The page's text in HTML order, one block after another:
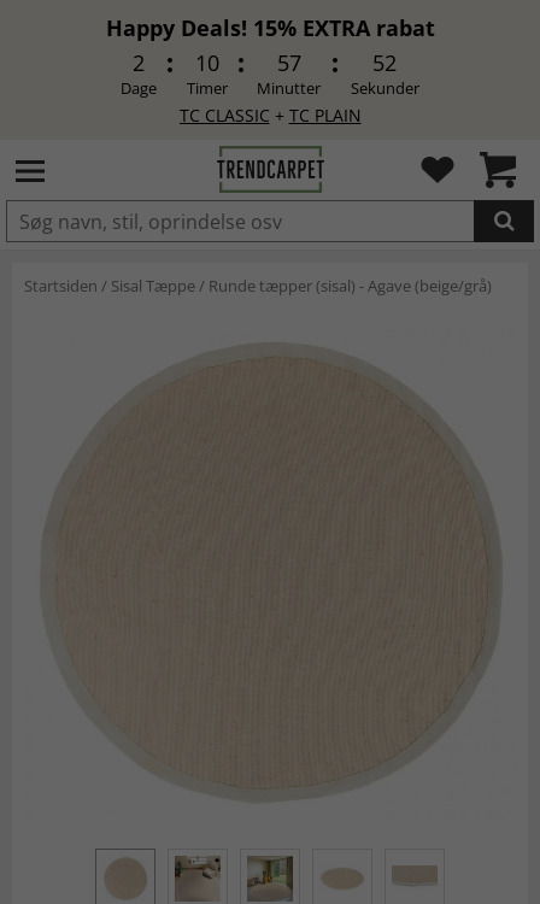
Happy Deals! 15% EXTRA rabat
2
Dage
10
Timer
57
Minutter
51
Sekunder
TC CLASSIC + TC PLAIN
LAGT I INDKØBSKURVEN.
Startsiden / Sisal Tæppe/ Runde tæpper (sisal) - Agave (beige/grå)